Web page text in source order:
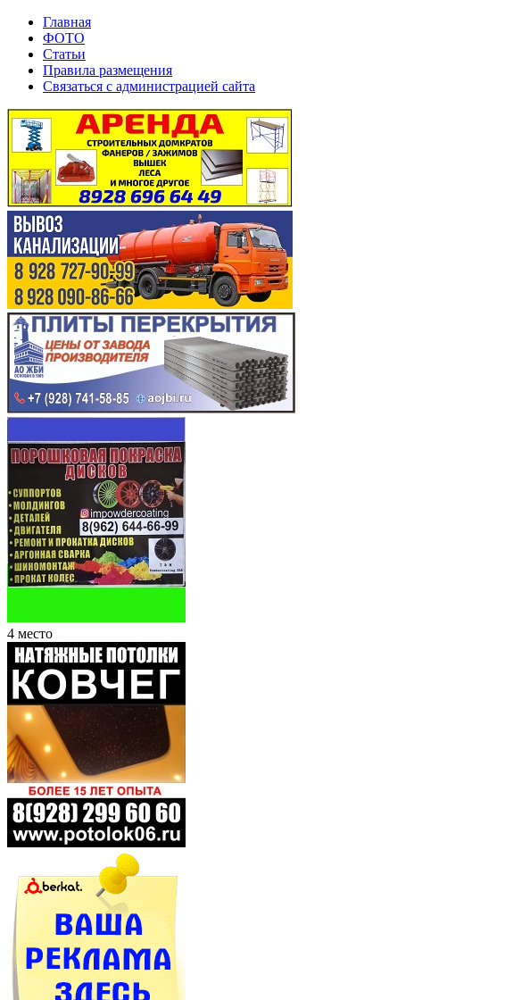
Главная
ФОТО
Статьи
Правила размещения
Связаться с администрацией сайта
4 место